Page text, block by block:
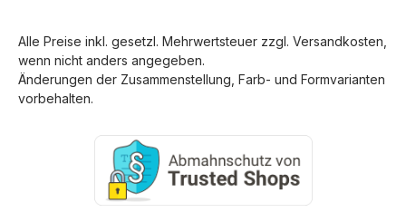
Alle Preise inkl. gesetzl. Mehrwertsteuer zzgl. Versandkosten
wenn nicht anders angegeben.
Änderungen der Zusammenstellung, Farb- und Formvarianten
vorbehalten.